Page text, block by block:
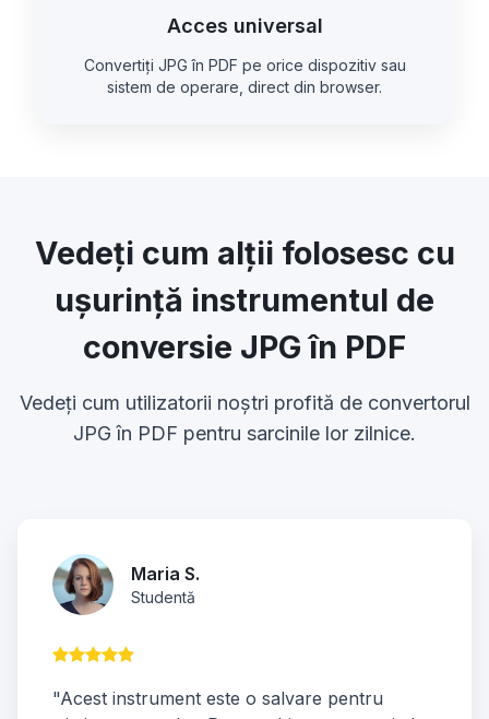
Acces universal
Convertiți JPG în PDF pe orice dispozitiv sau
sistem de operare, direct din browser.
Vedeți cum alții folosesc cu
ușurință instrumentul de
conversie JPG în PDF
Vedeți cum utilizatorii noștri profită de convertorul
JPG în PDF pentru sarcinile lor zilnice.
Maria S.
Studentă
"Acest instrument este o salvare pentru